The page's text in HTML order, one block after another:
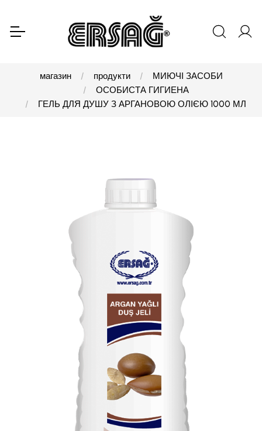
магазин продукти
МИЮЧІ ЗАСОБИ
ОСОБИСТА ГИГИЕНА
ГЕЛЬ ДЛЯ ДУШУ З АРГАНОВОЮ ОЛІЄЮ 1000 МЛ